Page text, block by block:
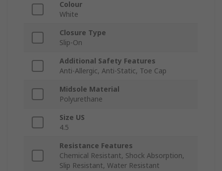
Colour
White
Closure Type
Slip-On
Additional Safety Features
Anti-Allergic, Anti-Static, Toe Cap
Midsole Material
Polyurethane
Size US
4.5
Resistance Features
Chemical Resistant, Shock Absorption,
Slip Resistant, Water Resistant